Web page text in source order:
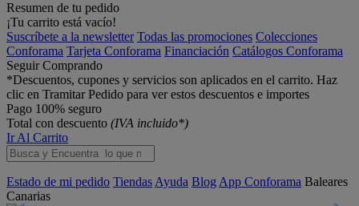
Resumen de tu pedido
¡Tu carrito está vacío!
Suscríbete a la newsletter Todas las promociones Colecciones
Conforama Tarjeta Conforama Financiación Catálogos Conforama
Seguir Comprando
*Descuentos, cupones y servicios son aplicados en el carrito. Haz
clic en Tramitar Pedido para ver estos descuentos e importes
Pago 100% seguro
Total con descuento (IVA incluido*)
Ir Al Carrito
Estado de mi pedido Tiendas Ayuda Blog App Conforama Baleares
Canarias